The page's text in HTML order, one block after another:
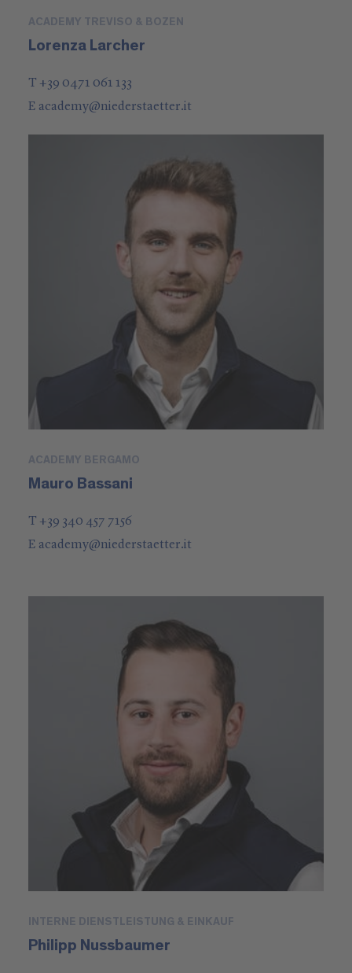
ACADEMY TREVISO & BOZEN
Lorenza Larcher
T +39 0471 061 133
E academy@niederstaetter.it
ACADEMY BERGAMO
Mauro Bassani
T +39 340 457 7156
E academy@niederstaetter.it
INTERNE DIENSTLEISTUNG & EINKAUF
Philipp Nussbaumer